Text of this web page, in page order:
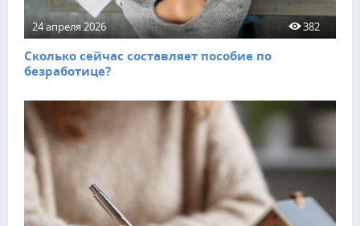
24 апреля 2026 382
Сколько сейчас составляет пособие по
безработице?